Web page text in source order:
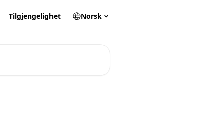
Tilgjengelighet Norsk